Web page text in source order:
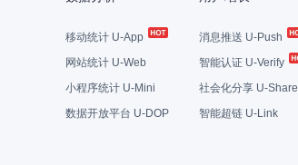
移动统计 U-App
网站统计 U-Web
小程序统计 U-Mini
数据开放平台 U-DOP
消息推送 U-Push
智能认证 U-Verify
社会化分享 U-Share
智能超链 U-Link